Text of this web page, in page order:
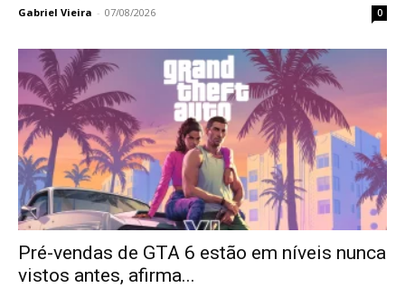
Gabriel Vieira - 07/08/2026 0
Pré-vendas de GTA 6 estão em níveis nunca
vistos antes, afirma...